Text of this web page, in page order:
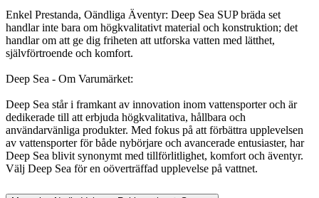
Enkel Prestanda, Oändliga Äventyr: Deep Sea SUP bräda set
handlar inte bara om högkvalitativt material och konstruktion; det
handlar om att ge dig friheten att utforska vatten med lätthet,
självförtroende och komfort.
Deep Sea - Om Varumärket:
Deep Sea står i framkant av innovation inom vattensporter och är
dedikerade till att erbjuda högkvalitativa, hållbara och
användarvänliga produkter. Med fokus på att förbättra upplevelsen
av vattensporter för både nybörjare och avancerade entusiaster, har
Deep Sea blivit synonymt med tillförlitlighet, komfort och äventyr.
Välj Deep Sea för en oöverträffad upplevelse på vattnet.